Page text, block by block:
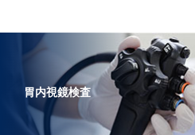
胃内視鏡検査